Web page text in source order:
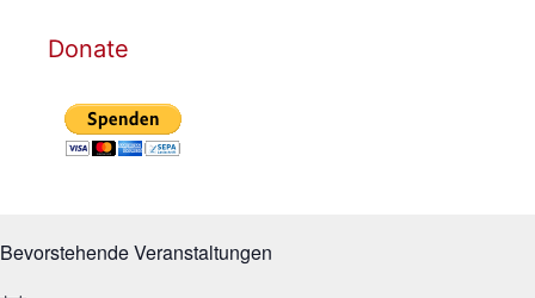
Donate
Bevorstehende Veranstaltungen